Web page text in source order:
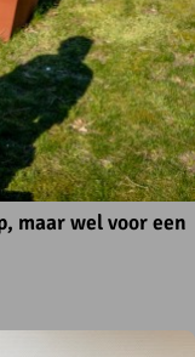
maar wel voor een